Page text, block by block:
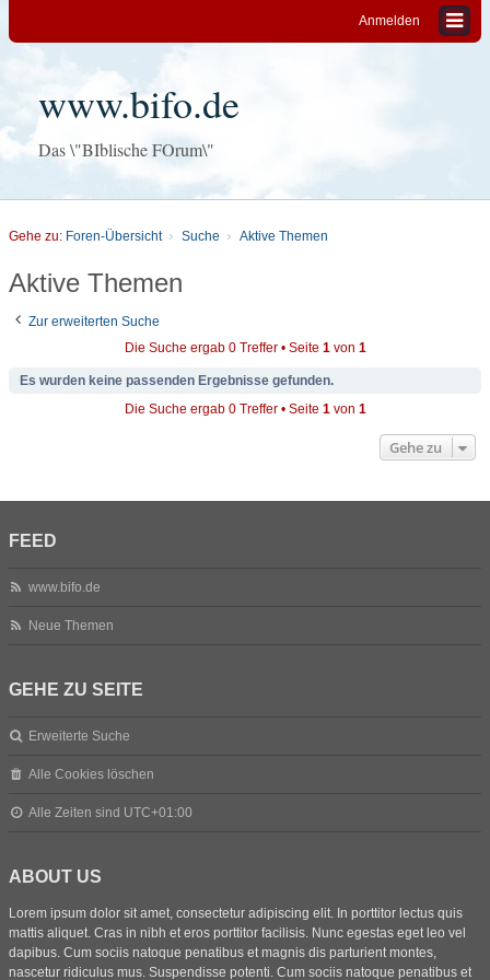
Anmelden
www.bifo.de
Das \"BIblische FOrum\"
Gehe zu: Foren-Übersicht Suche Aktive Themen
Aktive Themen
Zur erweiterten Suche
Die Suche ergab 0 Treffer • Seite 1von 1
Es wurden keine passenden Ergebnisse gefunden.
Die Suche ergab 0 Treffer • Seite 1von 1
Gehe zu
FEED
www.bifo.de
Neue Themen
GEHE ZU SEITE
Erweiterte Suche
Alle Cookies löschen
Alle Zeiten sind UTC+01:00
ABOUT US
Lorem ipsum dolor sit amet, consectetur adipiscing elit. In porttitor lectus quis
mattis aliquet. Cras in nibh et eros porttitor facilisis. Nunc egestas eget leo vel
dapibus. Cum sociis natoque penatibus et magnis dis parturient montes,
nascetur ridiculus mus. Suspendisse potenti. Cum sociis natoque penatibus et